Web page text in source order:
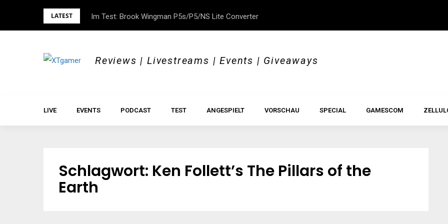
LATEST Im Test: Brook Wingman P5s/P5/NS Lite Converter
DOK.fest München 2026 – Empowered, HerStory, Beyond Borders
Reviews | Livestreams | Events | Giveaways
LIVE EVENTS PODCAST TEST ANGESPIELT VORSCHAU SPECIAL GAMESCOM
Schlagwort: Ken Follett’s The Pillars of the
Earth